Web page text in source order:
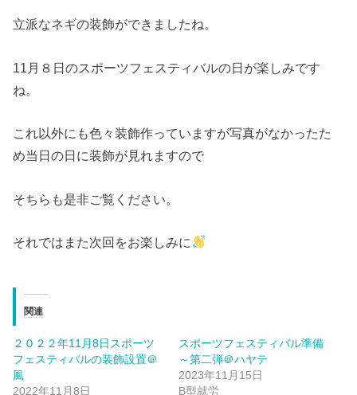
立派なネギの装飾ができましたね。
11月８日のスポーツフェスティバルの日が楽しみです
ね。
これ以外にも色々装飾作っていますが写真がなかったた
め当日の日に装飾が見れますので
そちらも是非ご覧ください。
それではまた次回をお楽しみに
関連
２０２２年11月8日スポーツ
フェスティバルの装飾設置＠
風
2022年11月8日
スポーツフェスティバル準備
～第二弾＠ハヤテ
2023年11月15日
B型就労